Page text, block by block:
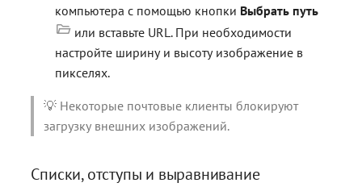
компьютера с помощью кнопки Выбрать путь
или вставьте URL. При необходимости
настройте ширину и высоту изображение в
пикселях.
💡 Некоторые почтовые клиенты блокируют
загрузку внешних изображений.
Списки, отступы и выравнивание